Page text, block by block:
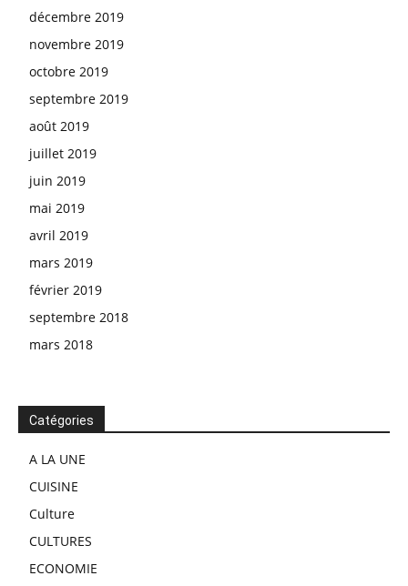
décembre 2019
novembre 2019
octobre 2019
septembre 2019
août 2019
juillet 2019
juin 2019
mai 2019
avril 2019
mars 2019
février 2019
septembre 2018
mars 2018
Catégories
A LA UNE
CUISINE
Culture
CULTURES
ECONOMIE